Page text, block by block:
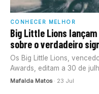
CONHECER MELHOR
Big Little Lions lançam
sobre o verdadeiro
Os Big Little Lions,
Awards, editam a 30 de
Mafalda Matos· 23 Jul